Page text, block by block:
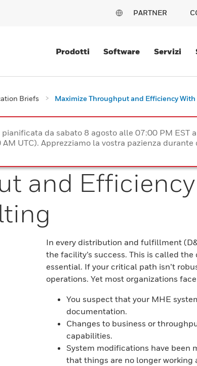
PARTNER
Prodotti Software Servizi
Briefs Maximize Throughput and Efficiency
da sabato 8 agosto alle 07:00 PM EST
UTC). Apprezziamo la vostra pazienza durante
and
In every distribution and fulfillment
the facility’s success. This is called
essential. If your critical path isn’t
operations. Yet most organizations
You suspect that your MHE
documentation.
Changes to business or
capabilities.
System modifications have been
that things are no longer working